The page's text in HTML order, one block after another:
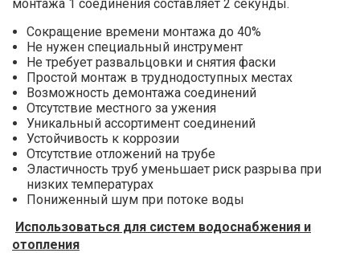
монтажа 1 соединения составляет 2 секунды.
Сокращение времени монтажа до 40%
Не нужен специальный инструмент
Не требует развальцовки и снятия фаски
Простой монтаж в труднодоступных местах
Возможность демонтажа соединений
Отсутствие местного за ужения
Уникальный ассортимент соединений
Устойчивость к коррозии
Отсутствие отложений на трубе
Эластичность труб уменьшает риск разрыва при
низких температурах
Пониженный шум при потоке воды
Использоваться для систем водоснабжения и
отопления